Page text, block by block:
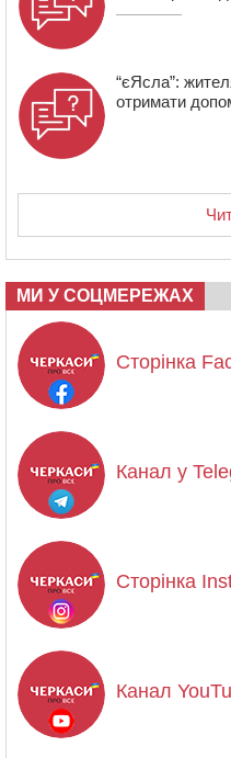
“єЯсла”:
отримати
МИ У СОЦМЕРЕЖАХ
Сторінка
Канал у
Сторінка
Канал